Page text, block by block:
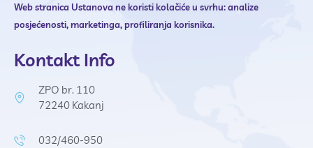
Web stranica Ustanova nekoristi kolačiće u svrhu:analize
posjećenosti,marketinga,profiliranja korisnika.
Kontakt Info
ZPO br. 110
72240 Kakanj
032/460-950